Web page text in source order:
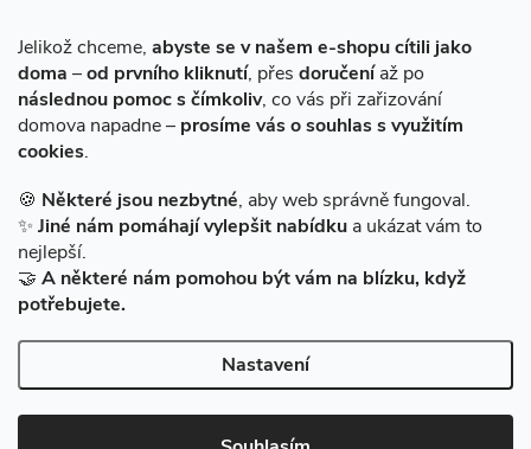
Jelikož chceme, abyste se v našem e-shopu cítili jako
doma –od prvního kliknutí, přes doručeníaž po
následnou pomoc s čímkoliv, co vás při zařizování
domova napadne – prosíme vás o souhlas s využitím
cookies.
🍪 Některé jsou nezbytné, aby web správně fungoval.
✨ Jiné nám pomáhají vylepšit nabídku a ukázat vám to
nejlepší.
🤝 A některé nám pomohou být vám na blízku, když
potřebujete.
Nastavení
Facebook
Zprovozněný e-shop na Shoptetu máme od DF
Copyright 2026BAZARMS-HK. Všechna práva vyhrazena.